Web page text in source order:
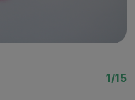
1/15